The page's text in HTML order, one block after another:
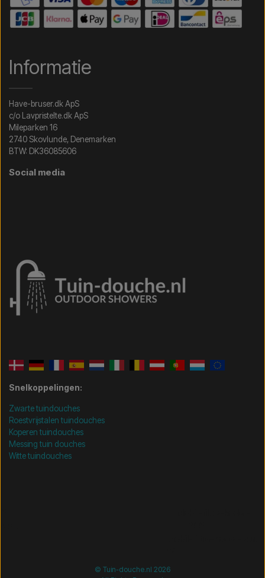
Informatie
Have-bruser.dk ApS
c/o Lavpristelte.dk ApS
Mileparken 16
2740 Skovlunde, Denemarken
BTW: DK36085606
Social media
Snelkoppelingen:
Zwarte tuindouches
Roestvrijstalen tuindouches
Koperen tuindouches
Messing tuin douches
Witte tuindouches
© Tuin-douche.nl 2026